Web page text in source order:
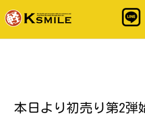
本日より初売り第2弾